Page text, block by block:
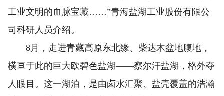
工业文明的血脉宝藏……”青海盐湖工业股份有限公
司科研人员介绍。
8月，走进青藏高原东北缘、柴达木盆地腹地，
横亘于此的巨大欧碧色盐湖——察尔汗盐湖，格外夺
人眼目。这一湖泊，是由卤水汇聚、盐壳覆盖的浩瀚